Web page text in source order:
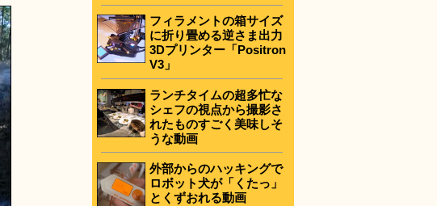
フィラメントの箱サイズ
に折り畳める逆さま出力
3Dプリンター「Positron
V3」
ランチタイムの超多忙な
シェフの視点から撮影さ
れたものすごく美味しそ
うな動画
外部からのハッキングで
ロボット犬が「くたっ」
とくずおれる動画